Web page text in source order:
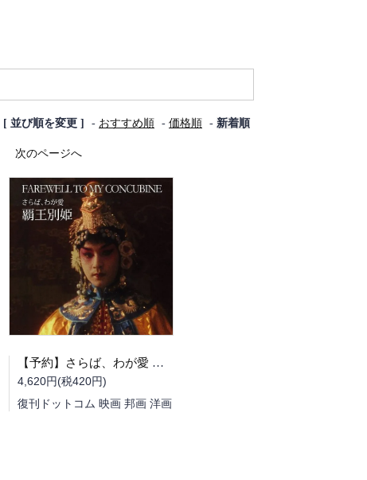
[ 並び順を変更 ] - おすすめ順 - 価格順 - 新着順
次のページへ
【予約】さらば、わが愛 覇王別姫（９月中旬頃発送予定）
4,620円(税420円)
復刊ドットコム 映画 邦画 洋画